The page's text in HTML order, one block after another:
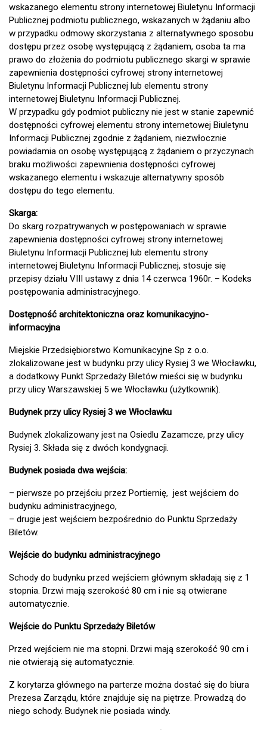
wskazanego elementu strony internetowej Biuletynu Informacji
Publicznej podmiotu publicznego, wskazanych w żądaniu albo
w przypadku odmowy skorzystania z alternatywnego sposobu
dostępu przez osobę występującą z żądaniem, osoba ta ma
prawo do złożenia do podmiotu publicznego skargi w sprawie
zapewnienia dostępności cyfrowej strony internetowej
Biuletynu Informacji Publicznej lub elementu strony
internetowej Biuletynu Informacji Publicznej.
W przypadku gdy podmiot publiczny nie jest w stanie zapewnić
dostępności cyfrowej elementu strony internetowej Biuletynu
Informacji Publicznej zgodnie z żądaniem, niezwłocznie
powiadamia on osobę występującą z żądaniem o przyczynach
braku możliwości zapewnienia dostępności cyfrowej
wskazanego elementu i wskazuje alternatywny sposób
dostępu do tego elementu.
Skarga:
Do skarg rozpatrywanych w postępowaniach w sprawie
zapewnienia dostępności cyfrowej strony internetowej
Biuletynu Informacji Publicznej lub elementu strony
internetowej Biuletynu Informacji Publicznej, stosuje się
przepisy działu VIII ustawy z dnia 14 czerwca 1960r. – Kodeks
postępowania administracyjnego.
Dostępność architektoniczna oraz komunikacyjno-
informacyjna
Miejskie Przedsiębiorstwo Komunikacyjne Sp z o.o.
zlokalizowane jest w budynku przy ulicy Rysiej 3 we Włocławku,
a dodatkowy Punkt Sprzedaży Biletów mieści się w budynku
przy ulicy Warszawskiej 5 we Włocławku (użytkownik).
Budynek przy ulicy Rysiej 3 we Włocławku
Budynek zlokalizowany jest na Osiedlu Zazamcze, przy ulicy
Rysiej 3. Składa się z dwóch kondygnacji.
Budynek posiada dwa wejścia:
– pierwsze po przejściu przez Portiernię, jest wejściem do
budynku administracyjnego,
– drugie jest wejściem bezpośrednio do Punktu Sprzedaży
Biletów.
Wejście do budynku administracyjnego
Schody do budynku przed wejściem głównym składają się z 1
stopnia. Drzwi mają szerokość 80 cm i nie są otwierane
automatycznie.
Wejście do Punktu Sprzedaży Biletów
Przed wejściem nie ma stopni. Drzwi mają szerokość 90 cm i
nie otwierają się automatycznie.
Z korytarza głównego na parterze można dostać się do biura
Prezesa Zarządu, które znajduje się na piętrze. Prowadzą do
niego schody. Budynek nie posiada windy.